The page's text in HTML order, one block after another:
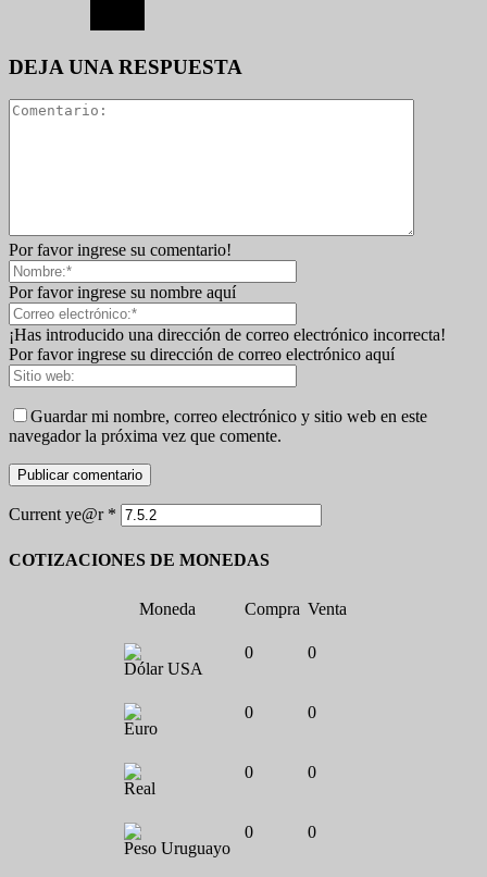
DEJA UNA RESPUESTA
Por favor ingrese su comentario!
Por favor ingrese su nombre aquí
¡Has introducido una dirección de correo electrónico incorrecta!
Por favor ingrese su dirección de correo electrónico aquí
Guardar mi nombre, correo electrónico y sitio web en este
navegador la próxima vez que comente.
Current ye@r *
COTIZACIONES DE MONEDAS
Moneda Compra Venta
Dólar USA
0 0
Euro
0 0
Real
0 0
Peso Uruguayo
0 0